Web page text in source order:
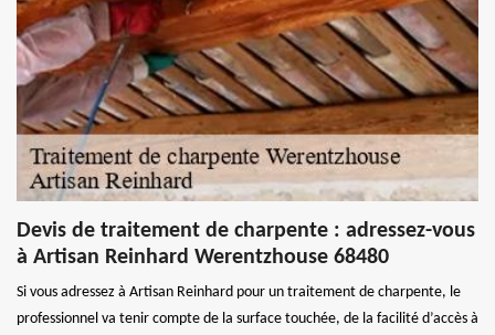
Devis de traitement de charpente : adressez-vous
à Artisan Reinhard Werentzhouse 68480
Si vous adressez à Artisan Reinhard pour un traitement de charpente, le
professionnel va tenir compte de la surface touchée, de la facilité d’accès à